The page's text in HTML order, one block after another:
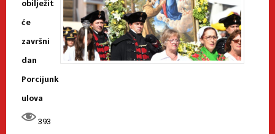
obilježit
će
završni
dan
Porcijunk
ulova
393